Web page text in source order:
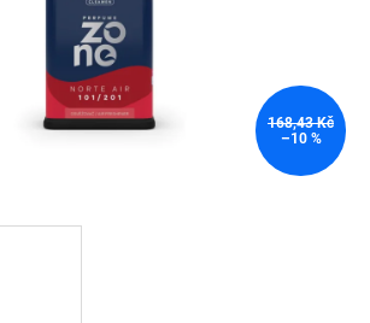
168,43 Kč
–10 %